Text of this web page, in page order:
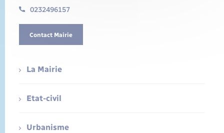
0232496157
Contact Mairie
La Mairie
Etat-civil
Urbanisme